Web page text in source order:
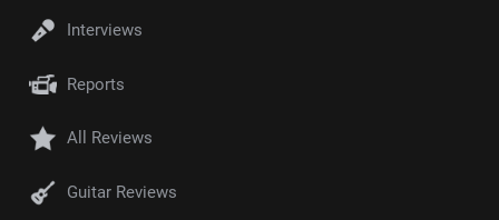
Interviews
Reports
All Reviews
Guitar Reviews